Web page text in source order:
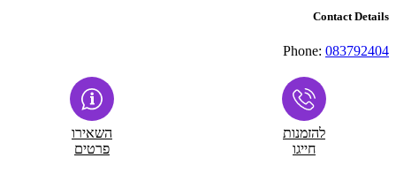
Contact Details
Phone: 083792404
להזמנות
חייגו
השאירו
פרטים